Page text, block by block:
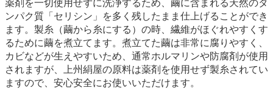
薬剤を一切使用せずに洗浄するため、繭に含まれる天然のタ
ンパク質「セリシン」を多く残したまま仕上げることができ
ます。製糸（繭から糸にする）の時、繊維がほぐれやすくす
るために繭を煮立てます。煮立てた繭は非常に腐りやすく、
カビなどが生えやすいため、通常ホルマリンや防腐剤が使用
されますが、上州絹屋の原料は薬剤を使用せず製糸されてい
ますので、安心安全にお使いいただけます。